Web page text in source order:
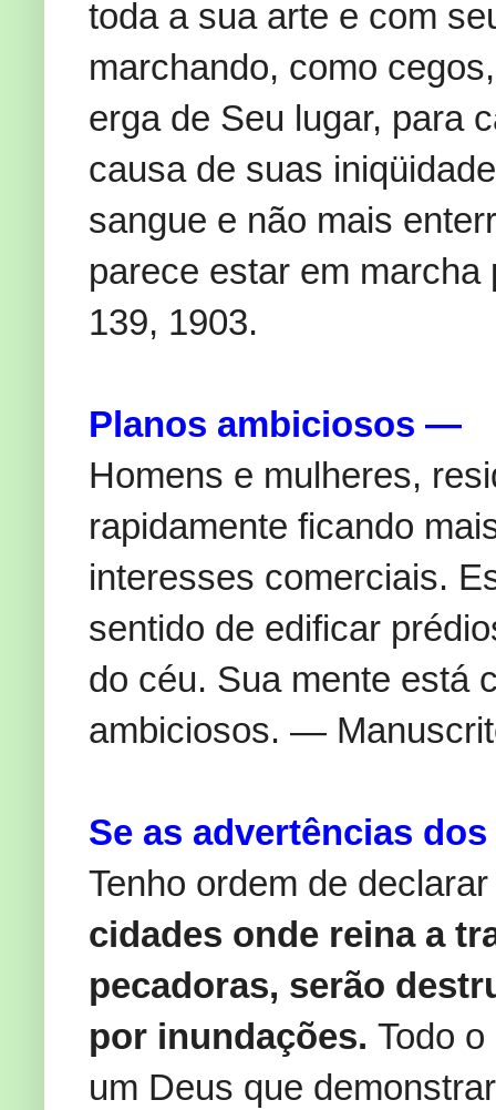
toda a sua arte e com
marchando, como
erga de Seu lugar, para
causa de suas
sangue e não mais
parece estar em
139, 1903.
Planos ambiciosos —
Homens e mulheres,
rapidamente ficando
interesses comerciais.
sentido de edificar
do céu. Sua mente está
ambiciosos. —
Se as advertências
Tenho ordem de
cidades onde reina a
pecadoras, serão
por inundações. Todo
um Deus que